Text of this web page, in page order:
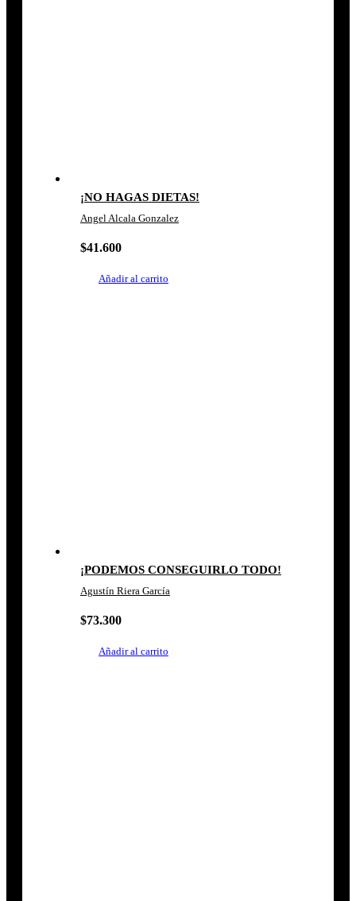
¡NO HAGAS DIETAS!
Angel Alcala Gonzalez
$41.600
Añadir al carrito
¡PODEMOS CONSEGUIRLO TODO!
Agustín Riera García
$73.300
Añadir al carrito